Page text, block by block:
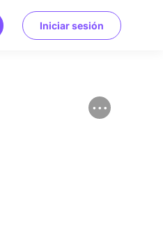
Iniciar sesión